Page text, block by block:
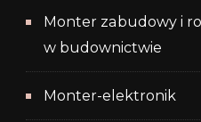
Monter zabudowy i
w budownictwie
Monter-elektronik